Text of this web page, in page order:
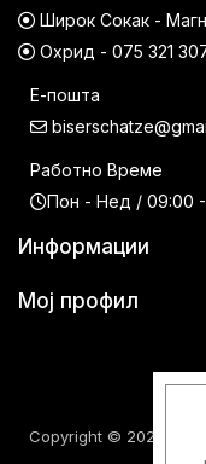
Широк Сокак -
Охрид - 075 321
Е-пошта
Работно Време
Пон - Нед / 09:00 -
Информации
Мој профил
Copyright © 2026